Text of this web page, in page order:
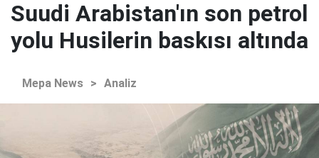
Suudi Arabistan'ın son petrol
yolu Husilerin baskısı altında
Mepa News > Analiz